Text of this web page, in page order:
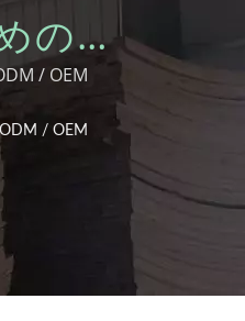
の持
見 ｜
/ OEM
/ OEM